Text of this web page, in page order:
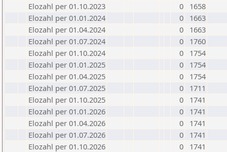
Elozahl per 01.10.2023
0
1658
Elozahl per 01.01.2024
0
1663
Elozahl per 01.04.2024
0
1663
Elozahl per 01.07.2024
0
1760
Elozahl per 01.10.2024
0
1754
Elozahl per 01.01.2025
0
1754
Elozahl per 01.04.2025
0
1754
Elozahl per 01.07.2025
0
1711
Elozahl per 01.10.2025
0
1741
Elozahl per 01.01.2026
0
1741
Elozahl per 01.04.2026
0
1741
Elozahl per 01.07.2026
0
1741
Elozahl per 01.10.2026
0 1741